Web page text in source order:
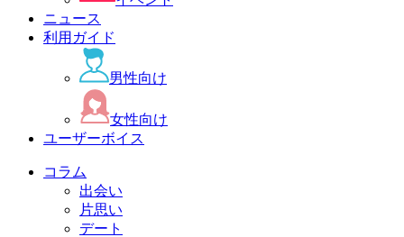
ニュース
利用ガイド
男性向け
女性向け
ユーザーボイス
コラム
出会い
片思い
デート